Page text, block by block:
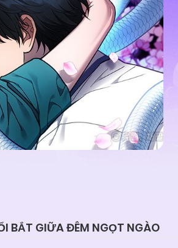
BẮT GIỮA ĐÊM NGỌT NGÀO